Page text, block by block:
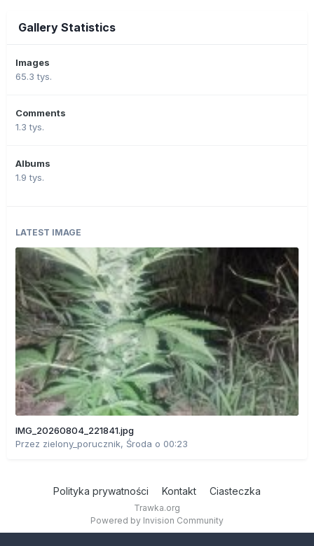
Gallery Statistics
Images
65.3 tys.
Comments
1.3 tys.
Albums
1.9 tys.
LATEST IMAGE
IMG_20260804_221841.jpg
Przez zielony_porucznik, Środa o 00:23
Polityka prywatności Kontakt Ciasteczka
Trawka.org
Powered by Invision Community